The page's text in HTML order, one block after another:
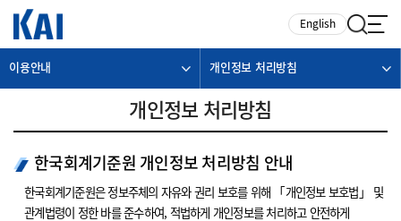
English
이용안내 개인정보 처리방침
개인정보 처리방침
한국회계기준원 개인정보 처리방침 안내
한국회계기준원은 정보주체의 자유와 권리 보호를 위해 「개인정보 보호법」 및
관계법령이 정한 바를 준수하여, 적법하게 개인정보를 처리하고 안전하게